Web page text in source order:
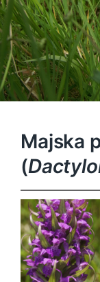
Majska
(
Dactylorhiz
a majalis